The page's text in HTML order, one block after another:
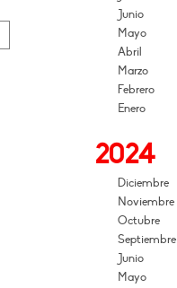
Junio
Mayo
Abril
Marzo
Febrero
Enero
2024
Diciembre
Noviembre
Octubre
Septiembre
Junio
Mayo